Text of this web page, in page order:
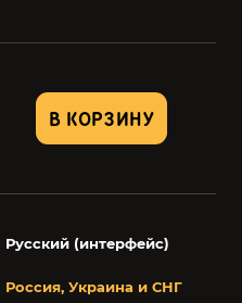
В КОРЗИНУ
Русский (интерфейс)
Россия, Украина и СНГ